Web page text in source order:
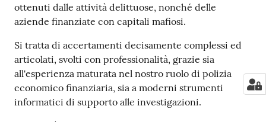
ottenuti dalle attività delittuose, nonché delle
aziende finanziate con capitali mafiosi.
Si tratta di accertamenti decisamente complessi ed
articolati, svolti con professionalità, grazie sia
all'esperienza maturata nel nostro ruolo di polizia
economico finanziaria, sia a moderni strumenti
informatici di supporto alle investigazioni.